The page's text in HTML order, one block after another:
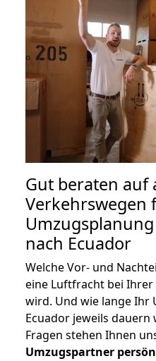
Gut beraten auf
Verkehrswegen
nach Ecuador
Welche Vor- und
eine Luftfracht bei
wird. Und wie lange Ihr
Ecuador jeweils dauern
Fragen stehen Ihnen
Umzugspartner